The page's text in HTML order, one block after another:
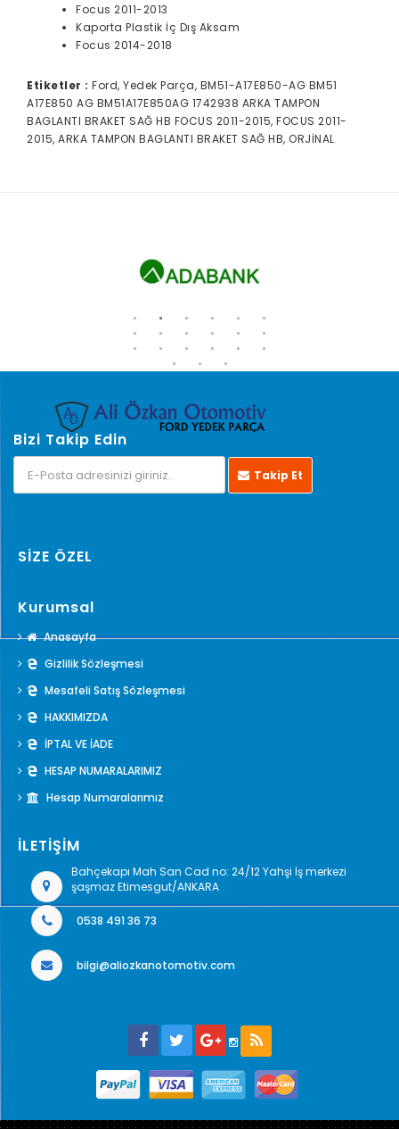
Focus 2011-2013
Kaporta Plastik İç Dış Aksam
Focus 2014-2018
Etiketler : Ford, Yedek Parça, BM51-A17E850-AG BM51
A17E850 AG BM51A17E850AG 1742938 ARKA TAMPON
BAGLANTI BRAKET SAĞ HB FOCUS 2011-2015, FOCUS 2011-
2015, ARKA TAMPON BAGLANTI BRAKET SAĞ HB, ORJİNAL
Bizi Takip Edin
Takip Et
SİZE ÖZEL
Kurumsal
Anasayfa
Gizlilik Sözleşmesi
Mesafeli Satış Sözleşmesi
HAKKIMIZDA
İPTAL VE İADE
HESAP NUMARALARIMIZ
Hesap Numaralarımız
İLETİŞİM
Bahçekapı Mah San Cad no: 24/12 Yahşi İş merkezi
şaşmaz Etimesgut/ANKARA
0538 491 36 73
bilgi@aliozkanotomotiv.com